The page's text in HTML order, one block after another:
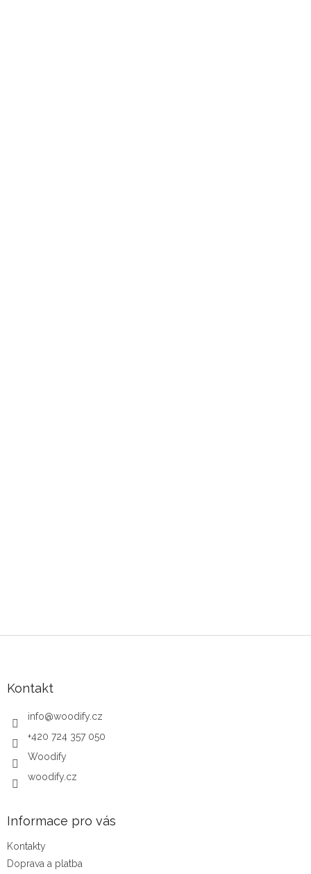
Kontakt
info@woodify.cz
+420 724 357 050
Woodify
woodify.cz
Informace pro vás
Kontakty
Doprava a platba